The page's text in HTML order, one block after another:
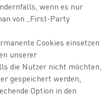
wenn es nur
von „First-Party
Cookies einsetzen
unserer
die Nutzer nicht möchten,
gespeichert werden,
Option in den